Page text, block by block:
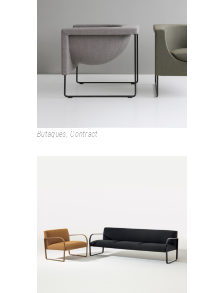
NUBE
Butaques, Contract
ARCOS